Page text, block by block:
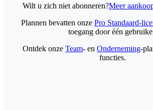
Wilt u zich niet abonneren?Meer
Plannen bevatten onze Pro Standaard-
toegang door één
Ontdek onze Team- en Onderneming-
functies.